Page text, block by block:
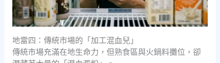
地雷四：傳統市場的「加工混血兒」
傳統市場充滿在地生命力，但熟食區與火鍋料攤位，卻